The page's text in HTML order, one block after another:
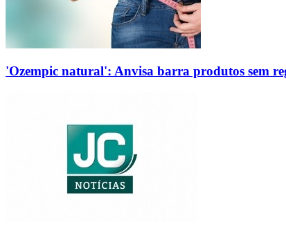
'Ozempic natural': Anvisa barra produtos sem